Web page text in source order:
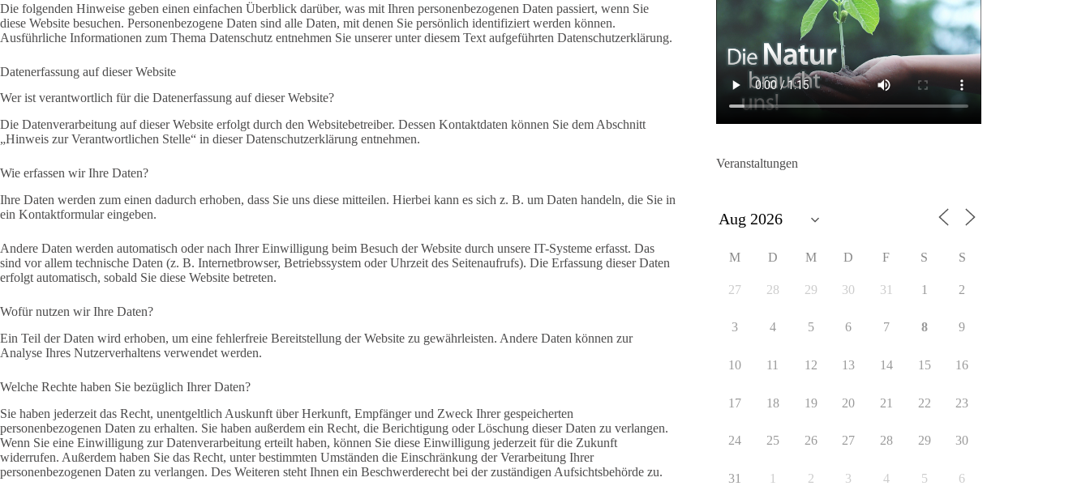
Die folgenden Hinweise geben einen einfachen Überblick darüber, was mit Ihren personenbezogenen Daten passiert, wenn Sie
diese Website besuchen. Personenbezogene Daten sind alle Daten, mit denen Sie persönlich identifiziert werden können.
Ausführliche Informationen zum Thema Datenschutz entnehmen Sie unserer unter diesem Text aufgeführten Datenschutzerklärung.
Datenerfassung auf dieser Website
Wer ist verantwortlich für die Datenerfassung auf dieser Website?
Die Datenverarbeitung auf dieser Website erfolgt durch den Websitebetreiber. Dessen Kontaktdaten können Sie dem Abschnitt
„Hinweis zur Verantwortlichen Stelle“ in dieser Datenschutzerklärung entnehmen.
Wie erfassen wir Ihre Daten?
Ihre Daten werden zum einen dadurch erhoben, dass Sie uns diese mitteilen. Hierbei kann es sich z. B. um Daten handeln, die Sie in
ein Kontaktformular eingeben.
Andere Daten werden automatisch oder nach Ihrer Einwilligung beim Besuch der Website durch unsere IT-Systeme erfasst. Das
sind vor allem technische Daten (z. B. Internetbrowser, Betriebssystem oder Uhrzeit des Seitenaufrufs). Die Erfassung dieser Daten
erfolgt automatisch, sobald Sie diese Website betreten.
Wofür nutzen wir Ihre Daten?
Ein Teil der Daten wird erhoben, um eine fehlerfreie Bereitstellung der Website zu gewährleisten. Andere Daten können zur
Analyse Ihres Nutzerverhaltens verwendet werden.
Welche Rechte haben Sie bezüglich Ihrer Daten?
Sie haben jederzeit das Recht, unentgeltlich Auskunft über Herkunft, Empfänger und Zweck Ihrer gespeicherten
personenbezogenen Daten zu erhalten. Sie haben außerdem ein Recht, die Berichtigung oder Löschung dieser Daten zu verlangen.
Wenn Sie eine Einwilligung zur Datenverarbeitung erteilt haben, können Sie diese Einwilligung jederzeit für die Zukunft
widerrufen. Außerdem haben Sie das Recht, unter bestimmten Umständen die Einschränkung der Verarbeitung Ihrer
personenbezogenen Daten zu verlangen. Des Weiteren steht Ihnen ein Beschwerderecht bei der zuständigen Aufsichtsbehörde zu.
Veranstaltungen
M D M D F S S
27 28 29 30 31 1 2
3 4 5 6 7 8 9
10 11 12 13 14 15 16
17 18 19 20 21 22 23
24 25 26 27 28 29 30
31 1 2 3 4 5 6